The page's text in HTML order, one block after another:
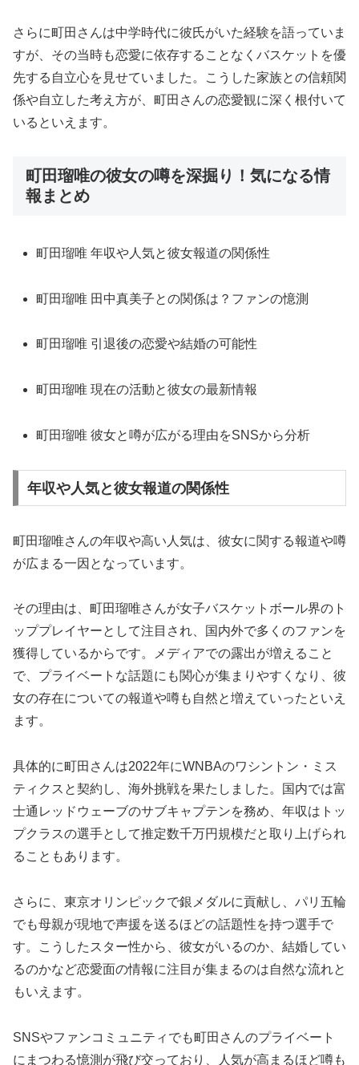
さらに町田さんは中学時代に彼氏がいた経験を語っていま
すが、その当時も恋愛に依存することなくバスケットを優
先する自立心を見せていました。こうした家族との信頼関
係や自立した考え方が、町田さんの恋愛観に深く根付いて
いるといえます。
町田瑠唯の彼女の噂を深掘り！気になる情
報まとめ
町田瑠唯 年収や人気と彼女報道の関係性
町田瑠唯 田中真美子との関係は？ファンの憶測
町田瑠唯 引退後の恋愛や結婚の可能性
町田瑠唯 現在の活動と彼女の最新情報
町田瑠唯 彼女と噂が広がる理由をSNSから分析
年収や人気と彼女報道の関係性
町田瑠唯さんの年収や高い人気は、彼女に関する報道や噂
が広まる一因となっています。
その理由は、町田瑠唯さんが女子バスケットボール界のト
ッププレイヤーとして注目され、国内外で多くのファンを
獲得しているからです。メディアでの露出が増えること
で、プライベートな話題にも関心が集まりやすくなり、彼
女の存在についての報道や噂も自然と増えていったといえ
ます。
具体的に町田さんは2022年にWNBAのワシントン・ミス
ティクスと契約し、海外挑戦を果たしました。国内では富
士通レッドウェーブのサブキャプテンを務め、年収はトッ
プクラスの選手として推定数千万円規模だと取り上げられ
ることもあります。
さらに、東京オリンピックで銀メダルに貢献し、パリ五輪
でも母親が現地で声援を送るほどの話題性を持つ選手で
す。こうしたスター性から、彼女がいるのか、結婚してい
るのかなど恋愛面の情報に注目が集まるのは自然な流れと
もいえます。
SNSやファンコミュニティでも町田さんのプライベート
にまつわる憶測が飛び交っており、人気が高まるほど噂も